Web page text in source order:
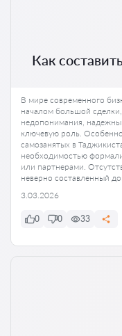
Как
В мире современного
началом большой
недопонимания,
ключевую роль.
самозанятых в
необходимостью
или партнерами.
неверно составленный
3.03.2026
0 0 33